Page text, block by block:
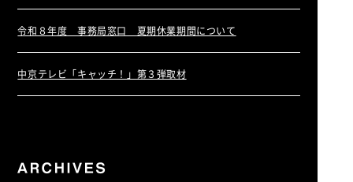
令和８年度 事務局窓口 夏期休業期間について
中京テレビ「キャッチ！」第３弾取材